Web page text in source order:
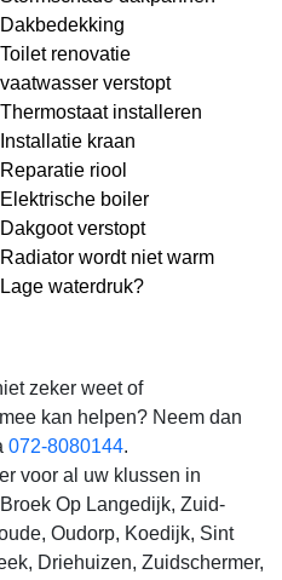
Dakbedekking
Toilet renovatie
vaatwasser verstopt
Thermostaat installeren
Installatie kraan
Reparatie riool
Elektrische boiler
Dakgoot verstopt
Radiator wordt niet warm
Lage waterdruk?
zeker weet of
kan helpen? Neem dan
072-8080144.
voor al uw klussen in
Op Langedijk, Zuid-
Oudorp, Koedijk, Sint
Driehuizen, Zuidschermer,